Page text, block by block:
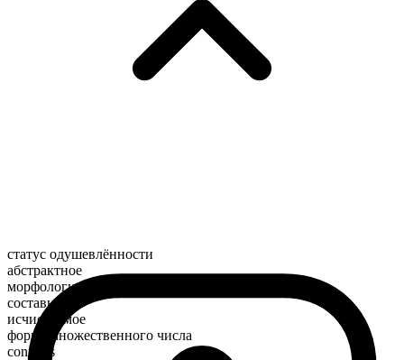
статус одушевлённости
абстрактное
морфологический состав
составное
исчисляемое
форма множественного числа
conflicts